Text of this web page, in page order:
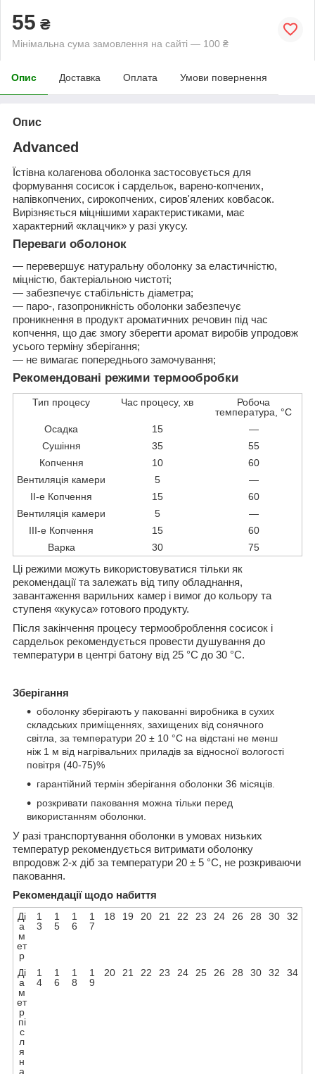
55 ₴
Мінімальна сума замовлення на сайті — 100 ₴
Опис Доставка Оплата Умови повернення
Опис
Advanced
Їстівна колагенова оболонка застосовується для
формування сосисок і сардельок, варено-копчених,
напівкопчених, сирокопчених, сиров'ялених ковбасок.
Вирізняється міцнішими характеристиками, має
характерний «клацчик» у разі укусу.
Переваги оболонок
— перевершує натуральну оболонку за еластичністю,
міцністю, бактеріальною чистоті;
— забезпечує стабільність діаметра;
— паро-, газопроникність оболонки забезпечує
проникнення в продукт ароматичних речовин під час
копчення, що дає змогу зберегти аромат виробів упродовж
усього терміну зберігання;
— не вимагає попереднього замочування;
Рекомендовані режими термообробки
Тип процесу Час процесу, хв
Робоча
температура, °С
Осадка
15
—
Сушіння
35
55
Копчення
10
60
Вентиляція камери
5
—
ІІ-е Копчення
15
60
Вентиляція камери
5
—
ІІІ-е Копчення
15
60
Варка
30 75
Ці режими можуть використовуватися тільки як
рекомендації та залежать від типу обладнання,
завантаження варильних камер і вимог до кольору та
ступеня «кукуса» готового продукту.
Після закінчення процесу термооброблення сосисок і
сардельок рекомендується провести душування до
температури в центрі батону від 25 °C до 30 °C.
Зберігання
оболонку зберігають у пакованні виробника в сухих
складських приміщеннях, захищених від сонячного
світла, за температури 20 ± 10 °C на відстані не менш
ніж 1 м від нагрівальних приладів за відносної вологості
повітря (40-75)%
гарантійний термін зберігання оболонки 36 місяців.
розкривати паковання можна тільки перед
використанням оболонки.
У разі транспортування оболонки в умовах низьких
температур рекомендується витримати оболонку
впродовж 2-х діб за температури 20 ± 5 °C, не розкриваючи
паковання.
Рекомендації щодо набиття
Ді
а
м
ет
р
1
3
1
5
1
6
1
7
18 19 20 21 22 23 24 26 28 30 32
Ді
а
м
ет
р
пі
с
л
я
н
а
1
4
1
6
1
8
1
9
20 21 22 23 24 25 26 28 30 32 34